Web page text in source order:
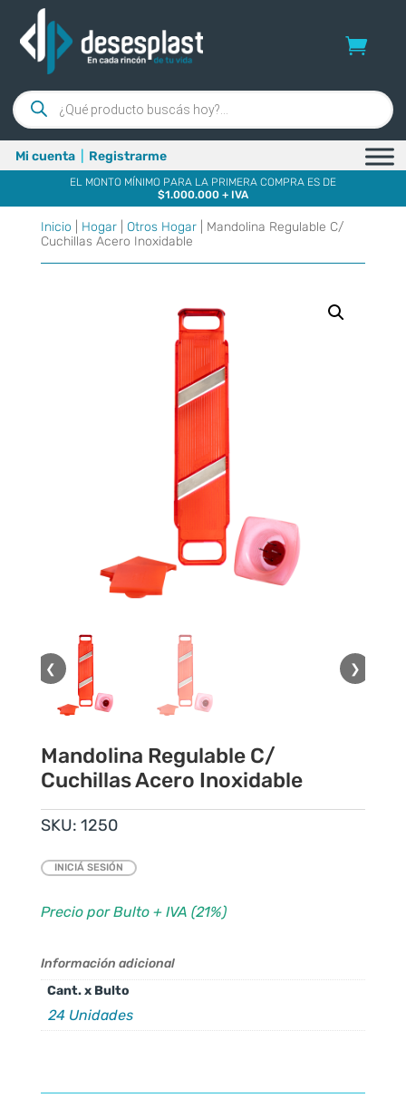
Búsqueda
de
productos
Mi cuenta Registrarme
EL MONTO MÍNIMO PARA LA PRIMERA COMPRA ES DE
$1.000.000 + IVA
Inicio Hogar| Otros Hogar| Mandolina Regulable C/
Cuchillas Acero Inoxidable
❮ ❯
Mandolina Regulable C/
Cuchillas Acero Inoxidable
SKU: 1250
INICIÁ SESIÓN
Precio por Bulto + IVA (21%)
Información adicional
Cant. x Bulto
24 Unidades